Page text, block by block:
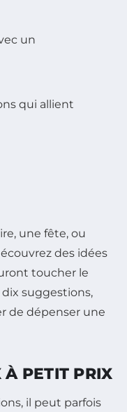
un
qui allient
une fête, ou
des idées
toucher le
suggestions,
de dépenser une
À PETIT PRIX
il peut parfois